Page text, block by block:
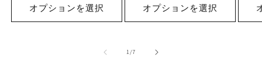
格
オプションを選択
格
オプションを選択
格
1/の
7